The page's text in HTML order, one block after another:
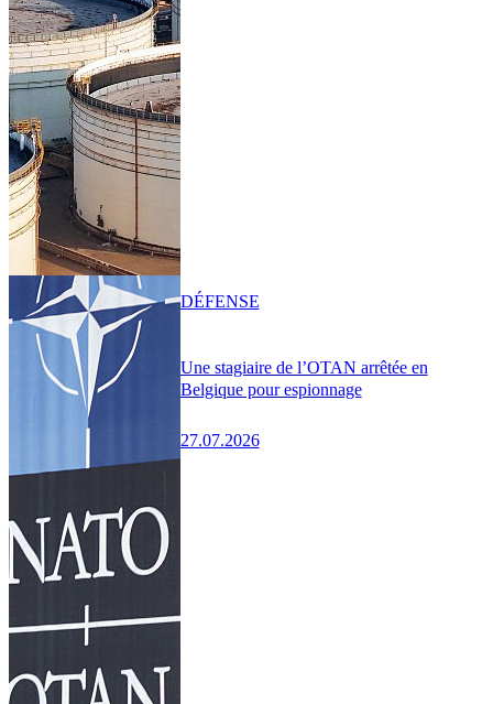
Une stagiaire de l’OTAN arrêtée en
Belgique pour espionnage
27.07.2026
DÉFENSE